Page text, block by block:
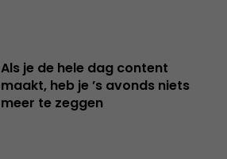
Als je de hele dag content
maakt, heb je ’s avonds niets
meer te zeggen